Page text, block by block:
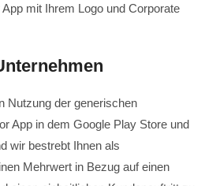
mit Ihrem Logo und Corporate
Nutzung der generischen
App in dem Google Play Store und
wir bestrebt Ihnen als
Mehrwert in Bezug auf einen